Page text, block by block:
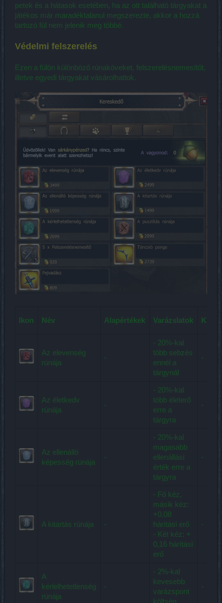
petek és a hátasok esetében, ha az ott található tárgyakat a
játékos már maradéktalanul megszerezte, akkor a hozzá
tartozó fül nem jelenik meg többé.
Védelmi felszerelés
Ezen a fülön különböző rúnaköveket, felszerelésnemesítőt,
illetve egyedi tárgyakat vásárolhattok.
Ikon Név Alapértékek Varázslatok
Az elevenség
rúnája
-
- 20%-kal
több sebzés
ennél a
tárgynál
-
Az életkedv
rúnája
-
- 20%-kal
több életerő
erre a
tárgyra
-
Az ellenálló
képesség rúnája
-
- 20%-kal
magasabb
ellenállási
érték erre a
tárgyra
-
A kitartás rúnája -
- Fő kéz,
másik kéz:
+0,08
hárítási erő
- Két kéz: +
0,16 hárítási
erő
-
A
kérlelhetetlenség
rúnája
-
- 2%-kal
kevesebb
varázspont
költség
-